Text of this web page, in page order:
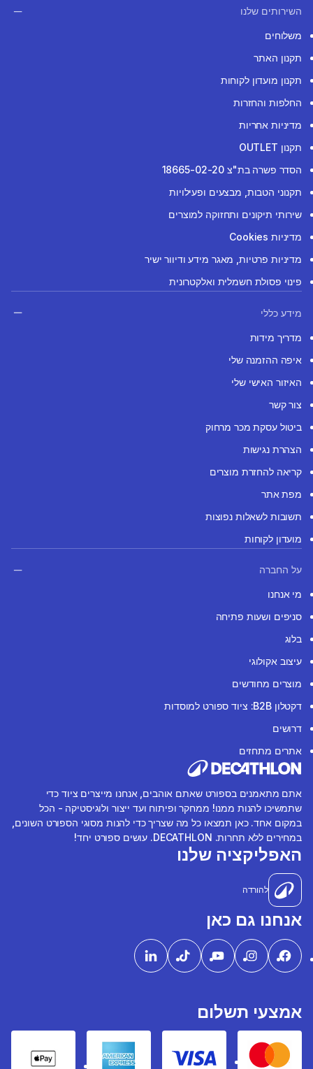
השירותים שלנו
משלוחים
תקנון האתר
תקנון מועדון לקוחות
החלפות והחזרות
מדיניות אחריות
תקנון OUTLET
הסדר פשרה בת"צ 18665-02-20
תקנוני הטבות, מבצעים ופעילויות
שירותי תיקונים ותחזוקה למוצרים
מדיניות Cookies
מדיניות פרטיות, מאגר מידע ודיוור ישיר
פינוי פסולת חשמלית ואלקטרונית
מידע כללי
מדריך מידות
איפה ההזמנה שלי
האיזור האישי שלי
צור קשר
ביטול עסקת מכר מרחוק
הצהרת נגישות
קריאה להחזרת מוצרים
מפת אתר
תשובות לשאלות נפוצות
מועדון לקוחות
על החברה
מי אנחנו
סניפים ושעות פתיחה
בלוג
עיצוב אקולוגי
מוצרים מחודשים
דקטלון B2B: ציוד ספורט למוסדות
דרושים
אתרים מתחזים
אתם מתאמנים בספורט שאתם אוהבים, אנחנו מייצרים ציוד כדי
שתמשיכו להנות ממנו! ממחקר ופיתוח ועד ייצור ולוגיסטיקה - הכל
במקום אחד. כאן תמצאו כל מה שצריך כדי להנות מסוגי הספורט השונים,
במחירים ללא תחרות. DECATHLON. עושים ספורט יחד!
האפליקציה שלנו
להורדה
אנחנו גם כאן
אמצעי תשלום
Mastercard
Visa
American express
Pay